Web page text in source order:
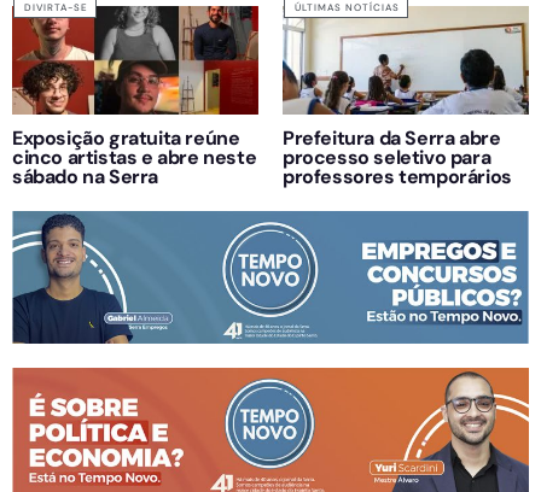
DIVIRTA-SE
Exposição gratuita reúne
cinco artistas e abre neste
sábado na Serra
ÚLTIMAS NOTÍCIAS
Prefeitura da Serra abre
processo seletivo para
professores temporários